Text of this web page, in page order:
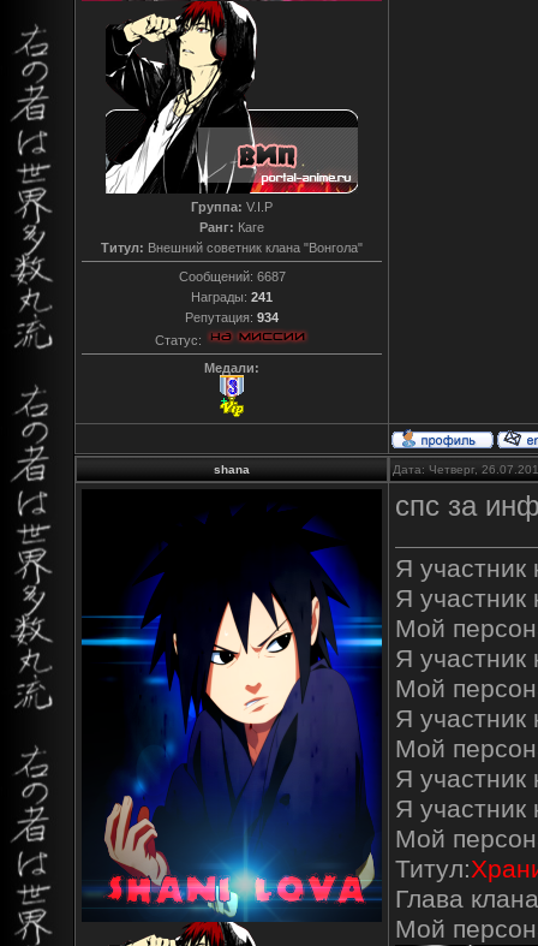
Группа: V.I.P
Ранг: Каге
Титул: Внешний советник клана "Вонгола"
Сообщений: 6687
Награды: 241
Репутация: 934
Статус:
Медали:
shana Дата: Четверг,
спс за
Я участник
Я участник
Мой
Я участник
Мой
Я участник
Мой
Я участник
Я участник
Мой
Титул:
Глава
Мой